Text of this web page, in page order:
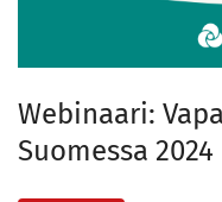
Webinaari:
Suomessa 2024